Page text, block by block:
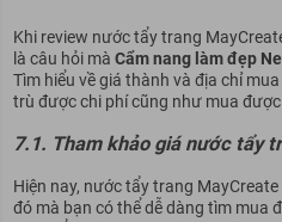
Khi review nước tẩy trang
là câu hỏi mà Cẩm nang làm đẹp
Tìm hiểu về giá thành và địa chỉ
trù được chi phí cũng như mua
7.1. Tham khảo giá nước tẩy
Hiện nay, nước tẩy trang
đó mà bạn có thể dễ dàng tìm mua